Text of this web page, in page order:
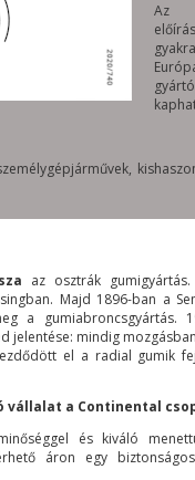
Az
az osztrák
Majd 1896-ban a
a gumiabroncsgyártás.
jelentése: mindig
el a radial gumik
vállalat a Continental
és kiváló
áron egy